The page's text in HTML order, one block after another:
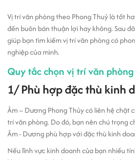
Vị trí văn phòng theo Phong Thuỷ là tốt
đến buôn bán thuận lợi hay không. Sau
giúp bạn tìm kiếm vị trí văn phòng có
nghiệp của mình.
Quy tắc chọn vị trí văn
1/ Phù hợp đặc thù kinh
Âm – Dương Phong Thủy có liên hệ chặt
trí văn phòng. Do đó, bạn nên chú trọng
Âm - Dương phù hợp với đặc thù kinh
Nếu lĩnh vực kinh doanh của bạn nhiều